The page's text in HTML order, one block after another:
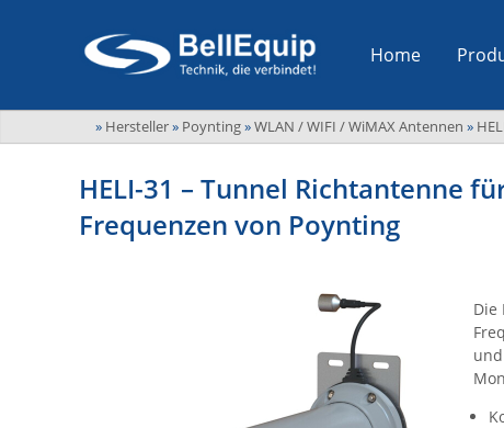
Home
» Hersteller» Poynting»WLAN / WIFI / WiMAX Antennen »
HELI-31 – Tunnel Richtantenne
Frequenzen von Poynting
Die